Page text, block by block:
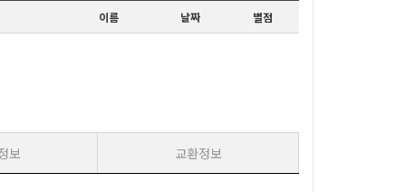
이름 날짜 별점
보 교환정보